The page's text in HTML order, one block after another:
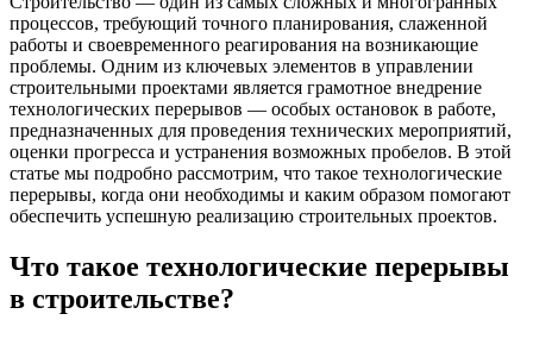
процессов, требующий точного планирования, слаженной
работы и своевременного реагирования на возникающие
проблемы. Одним из ключевых элементов в управлении
строительными проектами является грамотное внедрение
технологических перерывов — особых остановок в работе,
предназначенных для проведения технических мероприятий,
оценки прогресса и устранения возможных пробелов. В этой
статье мы подробно рассмотрим, что такое технологические
перерывы, когда они необходимы и каким образом помогают
обеспечить успешную реализацию строительных проектов.
Что такое технологические перерывы
в строительстве?